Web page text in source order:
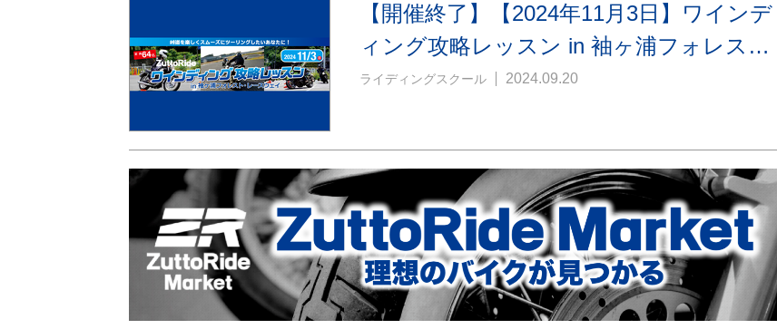
【開催終了】【2024年11月3日】ワインデ
ィング攻略レッスン in 袖ヶ浦フォレス…
ライディングスクール 2024.09.20